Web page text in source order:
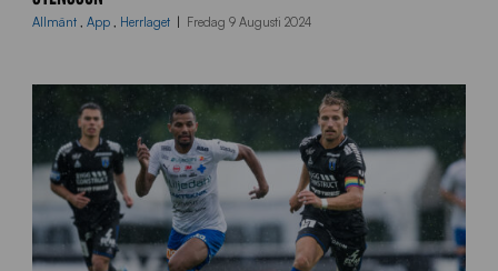
Allmänt , App , Herrlaget Fredag 9 Augusti 2024